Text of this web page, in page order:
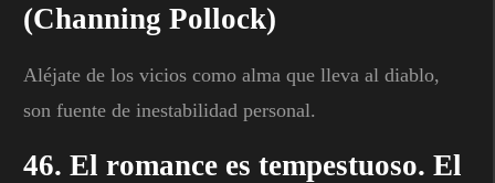
(Channing Pollock)
Aléjate de los vicios como alma que lleva al diablo,
son fuente de inestabilidad personal.
46. El romance es tempestuoso. El